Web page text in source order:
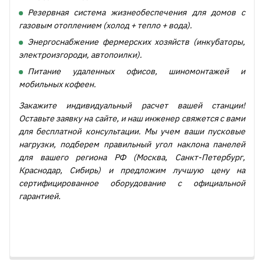
Резервная система жизнеобеспечения для домов с
газовым отоплением (холод + тепло + вода).
Энергоснабжение фермерских хозяйств (инкубаторы,
электроизгороди, автопоилки).
Питание удаленных офисов, шиномонтажей и
мобильных кофеен.
Закажите индивидуальный расчет вашей станции!
Оставьте заявку на сайте, и наш инженер свяжется с вами
для бесплатной консультации. Мы учем ваши пусковые
нагрузки, подберем правильный угол наклона панелей
для вашего региона РФ (Москва, Санкт-Петербург,
Краснодар, Сибирь) и предложим лучшую цену на
сертифицированное оборудование с официальной
гарантией.